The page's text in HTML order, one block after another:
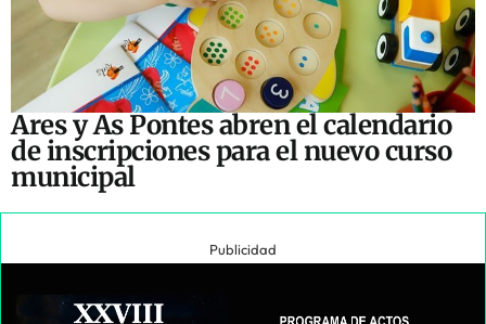
Ares y As Pontes abren el calendario
de inscripciones para el nuevo curso
municipal
Publicidad